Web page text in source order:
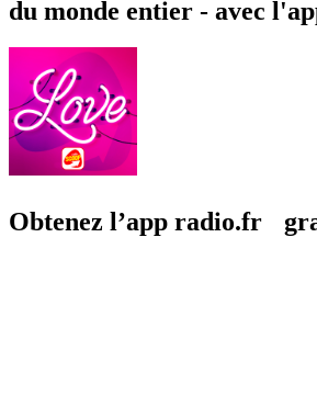
du monde entier - avec
Obtenez l’app radio.fr